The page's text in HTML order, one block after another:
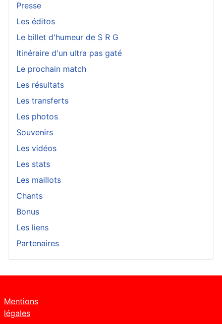
Presse
Les éditos
Le billet d'humeur de S R G
Itinéraire d'un ultra pas gaté
Le prochain match
Les résultats
Les transferts
Les photos
Souvenirs
Les vidéos
Les stats
Les maillots
Chants
Bonus
Les liens
Partenaires
Mentions
légales